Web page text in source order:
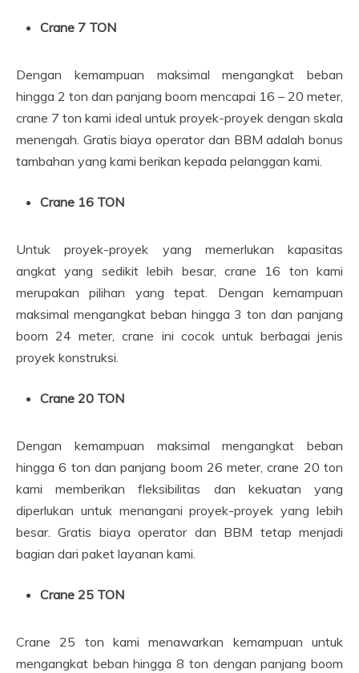
Crane 7 TON
Dengan kemampuan maksimal mengangkat beban
hingga 2 ton dan panjang boom mencapai 16 – 20 meter,
crane 7 ton kami ideal untuk proyek-proyek dengan skala
menengah. Gratis biaya operator dan BBM adalah bonus
tambahan yang kami berikan kepada pelanggan kami.
Crane 16 TON
Untuk proyek-proyek yang memerlukan kapasitas
angkat yang sedikit lebih besar, crane 16 ton kami
merupakan pilihan yang tepat. Dengan kemampuan
maksimal mengangkat beban hingga 3 ton dan panjang
boom 24 meter, crane ini cocok untuk berbagai jenis
proyek konstruksi.
Crane 20 TON
Dengan kemampuan maksimal mengangkat beban
hingga 6 ton dan panjang boom 26 meter, crane 20 ton
kami memberikan fleksibilitas dan kekuatan yang
diperlukan untuk menangani proyek-proyek yang lebih
besar. Gratis biaya operator dan BBM tetap menjadi
bagian dari paket layanan kami.
Crane 25 TON
Crane 25 ton kami menawarkan kemampuan untuk
mengangkat beban hingga 8 ton dengan panjang boom